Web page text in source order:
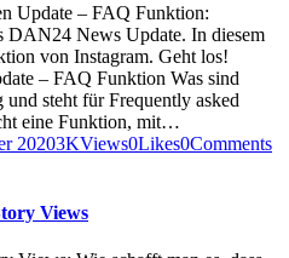
Update – FAQ Funktion:
DAN24 News Update. In diesem
von Instagram. Geht los!
– FAQ Funktion Was sind
steht für Frequently asked
eine Funktion, mit…
20203KViews0Likes0Comments
Views